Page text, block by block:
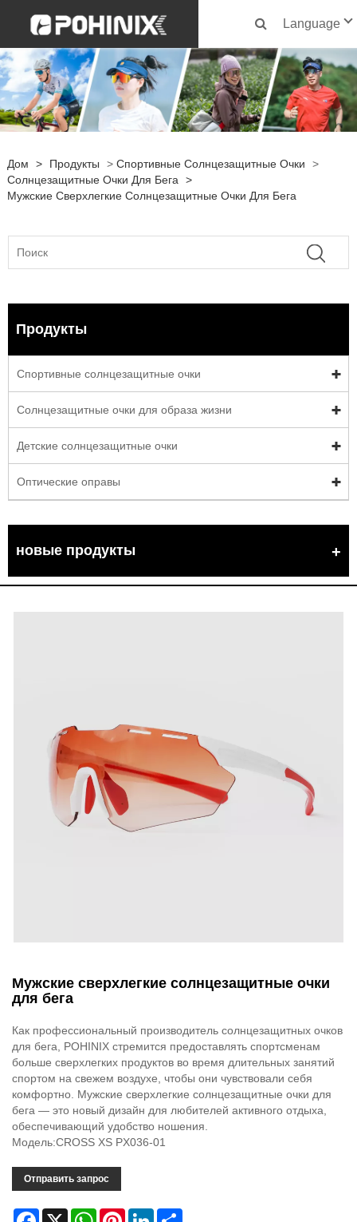
Language
Дом > Продукты > Спортивные Солнцезащитные Очки
>
Солнцезащитные Очки Для Бега
>
Мужские Сверхлегкие Солнцезащитные Очки Для Бега
Продукты
Спортивные солнцезащитные очки
Солнцезащитные очки для образа жизни
Детские солнцезащитные очки
Оптические оправы
новые продукты
Мужские сверхлегкие солнцезащитные очки
для бега
Как профессиональный производитель солнцезащитных очков
для бега, POHINIX стремится предоставлять спортсменам
больше сверхлегких продуктов во время длительных занятий
спортом на свежем воздухе, чтобы они чувствовали себя
комфортно. Мужские сверхлегкие солнцезащитные очки для
бега — это новый дизайн для любителей активного отдыха,
обеспечивающий удобство ношения.
Модель:CROSS XS PX036-01
Отправить запрос
Facebook
X WhatsAppPinterestLinkedIn